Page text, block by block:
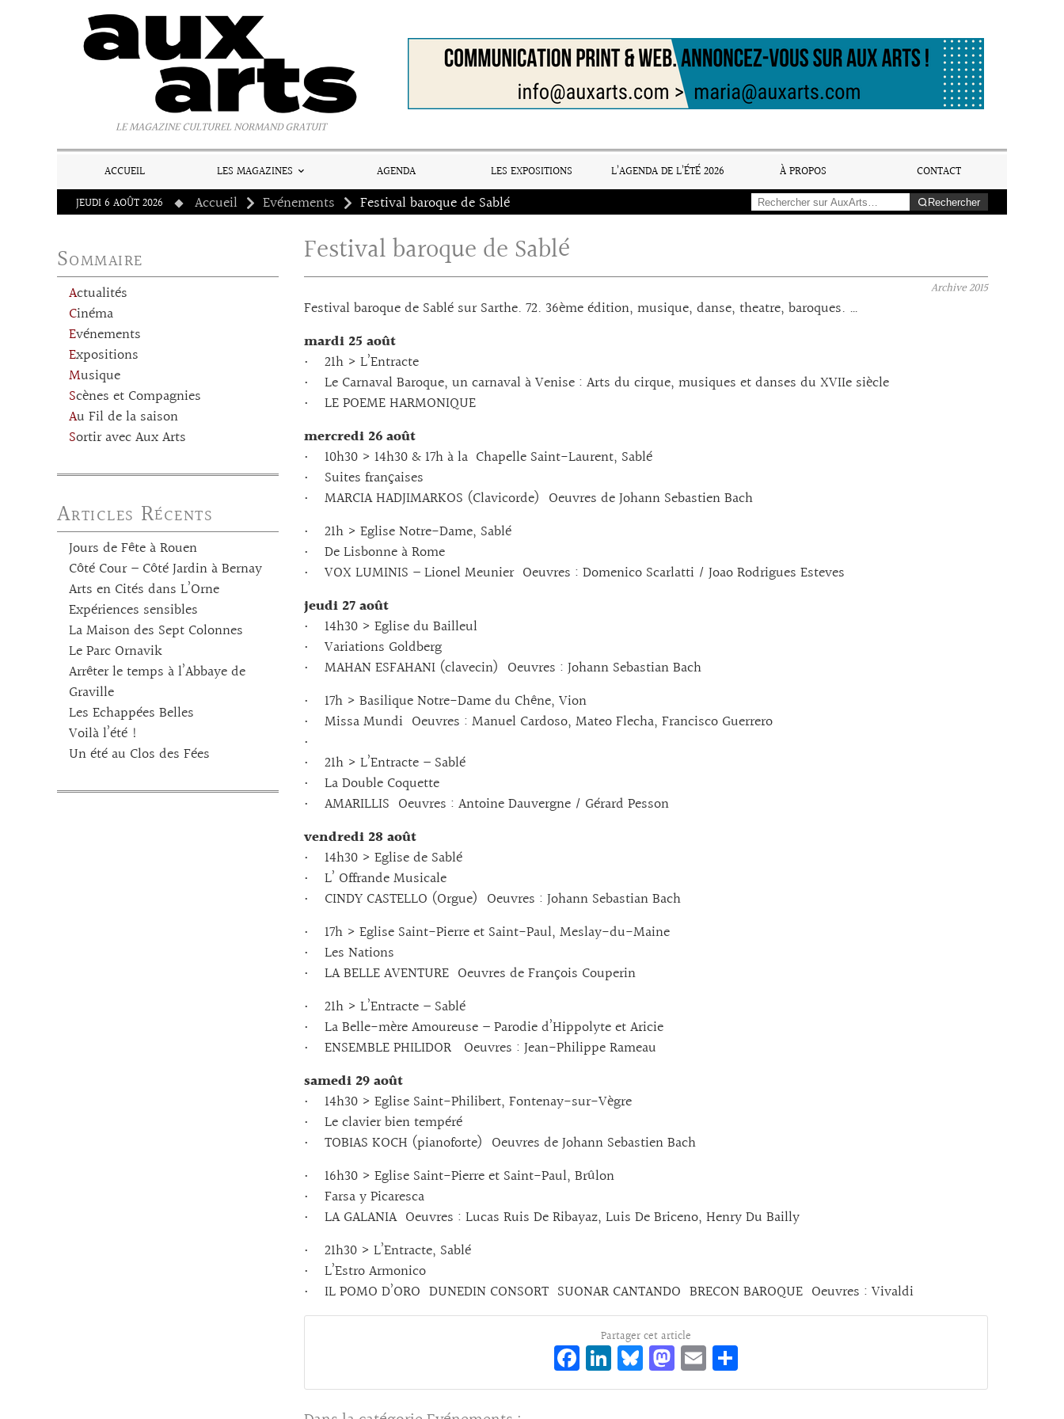
LE MAGAZINE CULTUREL NORMAND GRATUIT
ACCUEIL LES MAGAZINES AGENDA LES EXPOSITIONS L’AGENDA DE L’ÉTÉ 2026 À PROPOS
CONTACT
JEUDI 6 AOÛT 2026
Accueil Evénements Festival baroque de Sablé Rechercher
Sommaire
Actualités
Cinéma
Evénements
Expositions
Musique
Scènes et Compagnies
Au Fil de la saison
Sortir avec Aux Arts
Articles Récents
Jours de Fête à Rouen
Côté Cour – Côté Jardin à Bernay
Arts en Cités dans L’Orne
Expériences sensibles
La Maison des Sept Colonnes
Le Parc Ornavik
Arrêter le temps à l’Abbaye de
Graville
Les Echappées Belles
Voilà l’été !
Un été au Clos des Fées
Festival baroque de Sablé
Archive2015
Festival baroque de Sablé sur Sarthe. 72. 36ème édition, musique, danse, theatre, baroques. …
mardi 25 août
• 21h > L’Entracte
• Le Carnaval Baroque, un carnaval à Venise : Arts du cirque, musiques et danses du XVIIe siècle
• LE POEME HARMONIQUE
mercredi 26 août
• 10h30 > 14h30 & 17h à la Chapelle Saint-Laurent, Sablé
• Suites françaises
• MARCIA HADJIMARKOS (Clavicorde) Oeuvres de Johann Sebastien Bach
• 21h > Eglise Notre-Dame, Sablé
• De Lisbonne à Rome
• VOX LUMINIS – Lionel Meunier Oeuvres : Domenico Scarlatti / Joao Rodrigues Esteves
jeudi 27 août
• 14h30 > Eglise du Bailleul
• Variations Goldberg
• MAHAN ESFAHANI (clavecin) Oeuvres : Johann Sebastian Bach
• 17h > Basilique Notre-Dame du Chêne, Vion
• Missa Mundi Oeuvres : Manuel Cardoso, Mateo Flecha, Francisco Guerrero
•
• 21h > L’Entracte – Sablé
• La Double Coquette
• AMARILLIS Oeuvres : Antoine Dauvergne / Gérard Pesson
vendredi 28 août
• 14h30 > Eglise de Sablé
• L’ Offrande Musicale
• CINDY CASTELLO (Orgue) Oeuvres : Johann Sebastian Bach
• 17h > Eglise Saint-Pierre et Saint-Paul, Meslay-du-Maine
• Les Nations
• LA BELLE AVENTURE Oeuvres de François Couperin
• 21h > L’Entracte – Sablé
• La Belle-mère Amoureuse – Parodie d’Hippolyte et Aricie
• ENSEMBLE PHILIDOR Oeuvres : Jean-Philippe Rameau
samedi 29 août
• 14h30 > Eglise Saint-Philibert, Fontenay-sur-Vègre
• Le clavier bien tempéré
• TOBIAS KOCH (pianoforte) Oeuvres de Johann Sebastien Bach
• 16h30 > Eglise Saint-Pierre et Saint-Paul, Brûlon
• Farsa y Picaresca
• LA GALANIA Oeuvres : Lucas Ruis De Ribayaz, Luis De Briceno, Henry Du Bailly
• 21h30 > L’Entracte, Sablé
• L’Estro Armonico
• IL POMO D’ORO DUNEDIN CONSORT SUONAR CANTANDO BRECON BAROQUE Oeuvres : Vivaldi
Partager cet article
Fa
ce
Li
n
Bl
ue
M
as
E
m rt
Panneau de gestion des cookies